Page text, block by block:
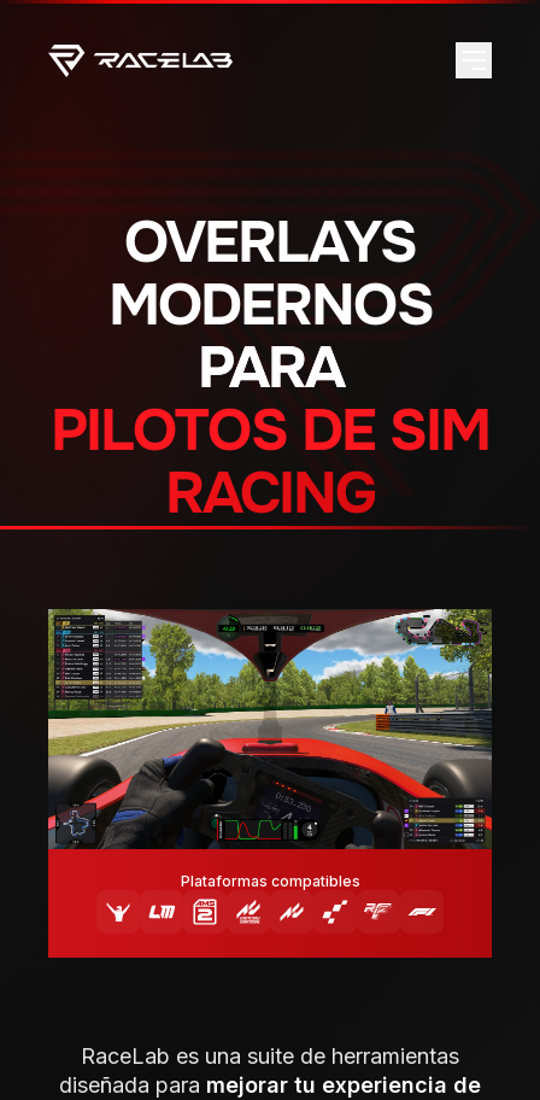
OVERLAYS
MODERNOS
PARA
PILOTOS DE SIM
RACING
Plataformas compatibles
RaceLab es una suite de herramientas
diseñada para mejorar tu experiencia de